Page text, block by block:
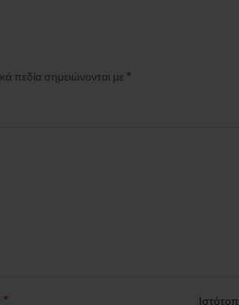
πεδία σημειώνονται με*